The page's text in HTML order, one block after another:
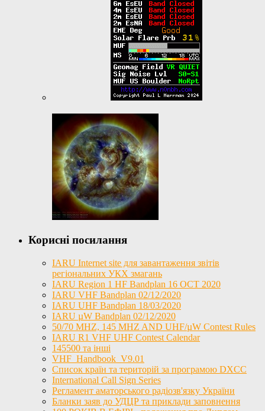
Корисні посилання
IARU Internet site для завантаження звітів
регіональних УКХ змагань
IARU Region 1 HF Bandplan 16 OCT 2020
IARU VHF Bandplan 02/12/2020
IARU UHF Bandplan 18/03/2020
IARU µW Bandplan 02/12/2020
50/70 MHZ, 145 MHZ AND UHF/µW Contest Rules
IARU R1 VHF UHF Contest Calendar
145500 та інші
VHF_Handbook_V9.01
Список країн та територій за програмою DXCC
International Call Sign Series
Регламент аматорського радіозв'язку України
Бланки заяв до УДЦР та приклади заповнення